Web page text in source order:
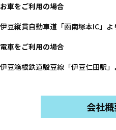
お車をご利用の場合
伊豆縦貫自動車道「函南塚本IC」よ
電車をご利用の場合
伊豆箱根鉄道駿豆線「伊豆仁田駅
会社